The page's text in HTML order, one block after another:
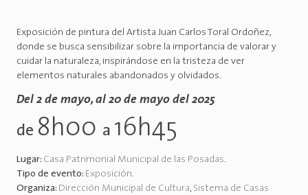
Exposición de pintura del Artista Juan Carlos Toral Ordoñez,
donde se busca sensibilizar sobre la importancia de valorar y
cuidar la naturaleza, inspirándose en la tristeza de ver
elementos naturales abandonados y olvidados.
Del 2 de mayo, al 20 de mayo del 2025
de 8h00 a 16h45
Lugar: Casa Patrimonial Municipal de las Posadas.
Tipo de evento: Exposición.
Organiza: Dirección Municipal de Cultura, Sistema de Casas